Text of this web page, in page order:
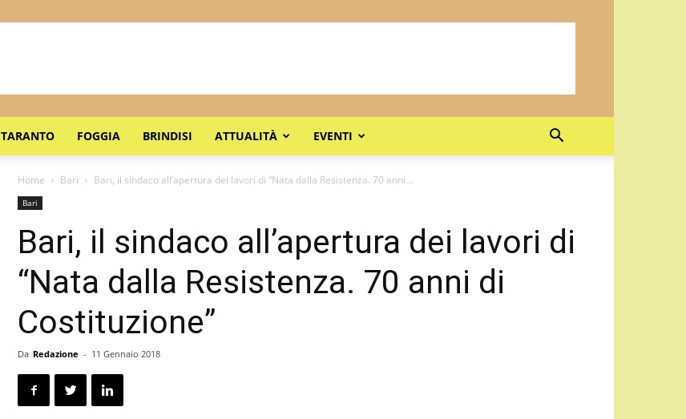
TARANTO FOGGIA BRINDISI ATTUALITÀ EVENTI
Home Bari Bari, il sindaco all’apertura dei lavori di “Nata dalla Resistenza. 70 anni...
Bari
Bari, il sindaco all’apertura dei lavori di
“Nata dalla Resistenza. 70 anni di
Costituzione”
Da Redazione - 11 Gennaio 2018